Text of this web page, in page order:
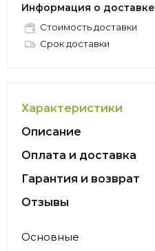
Информация о доставке
Стоимость доставки
Срок доставки
Характеристики
Описание
Оплата и доставка
Гарантия и возврат
Отзывы
Основные